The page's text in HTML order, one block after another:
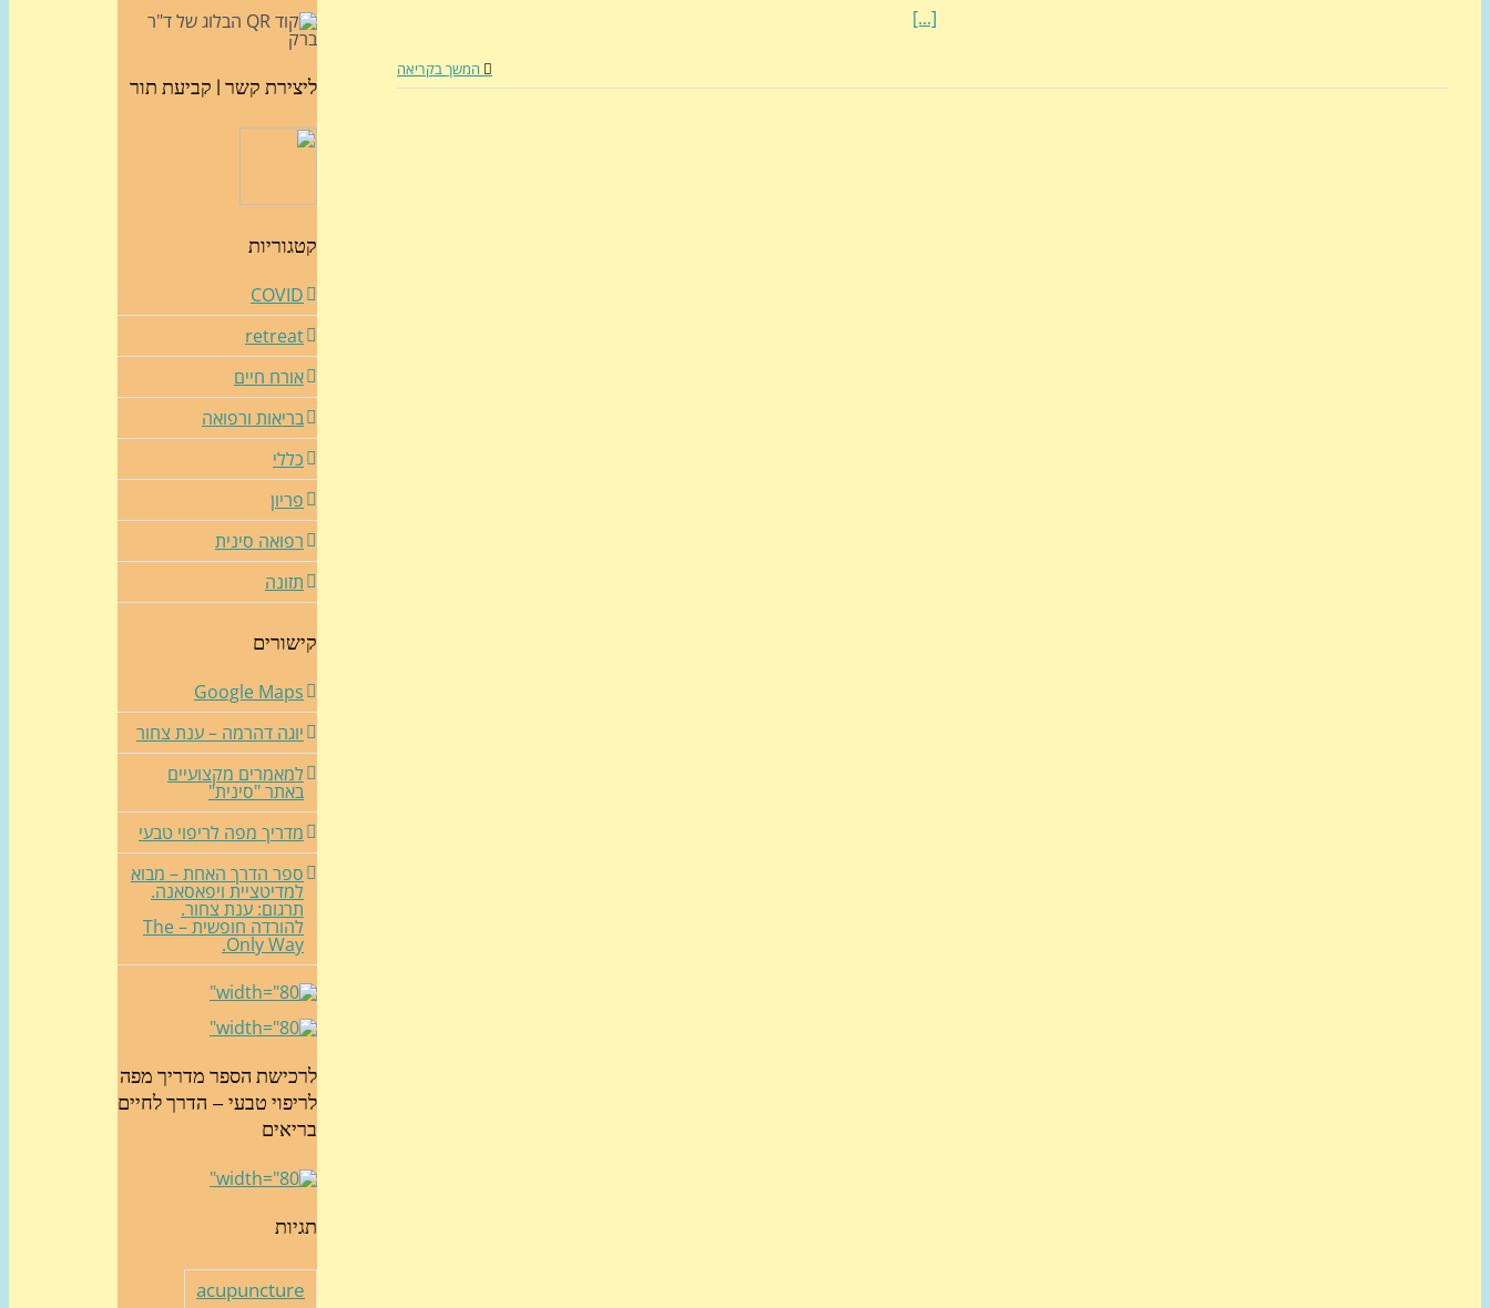
[...]
המשך בקריאה
ליצירת קשר | קביעת תור
קטגוריות
COVID
retreat
אורח חיים
בריאות ורפואה
כללי
פריון
רפואה סינית
תזונה
קישורים
Google Maps
יוגה דהרמה – ענת צחור
למאמרים מקצועיים
באתר "סינית"
מדריך מפה לריפוי טבעי
ספר הדרך האחת – מבוא
למדיטציית ויפאסאנה.
תרגום: ענת צחור.
להורדה חופשית – The
Only Way.
לרכישת הספר מדריך מפה
לריפוי טבעי – הדרך לחיים
בריאים
תגיות
acupuncture